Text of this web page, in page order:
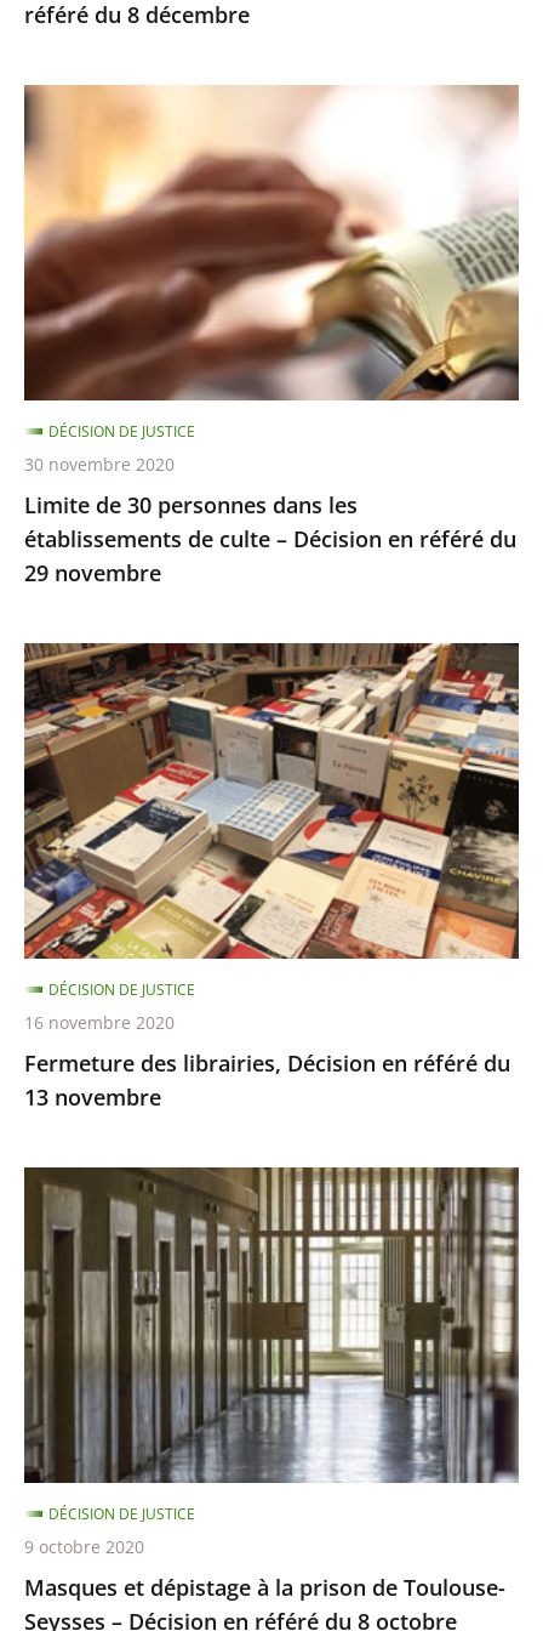
référé du 8 décembre
Limite
30
personnes
dans
les
établissements
de
culte
–
Décision
en
référé
du
29
Limite de 30 personnes dans les
établissements de culte – Décision en référé du
29 novembre
DÉCISION DE JUSTICE
30 novembre 2020
Fermeture
des
librairies,
Décision
en
référé
du
13
novembre
Fermeture des librairies, Décision en référé du
13 novembre
DÉCISION DE JUSTICE
16 novembre 2020
Masques
la
prison
de
Toulouse-
Seysses
–
Décision
en
référé
du
Masques et dépistage à la prison de Toulouse-
Seysses – Décision en référé du 8 octobre
DÉCISION DE JUSTICE
9 octobre 2020